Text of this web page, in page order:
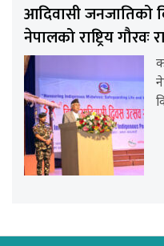
आदिवासी जनजातिको
नेपालको राष्ट्रिय गौरवः